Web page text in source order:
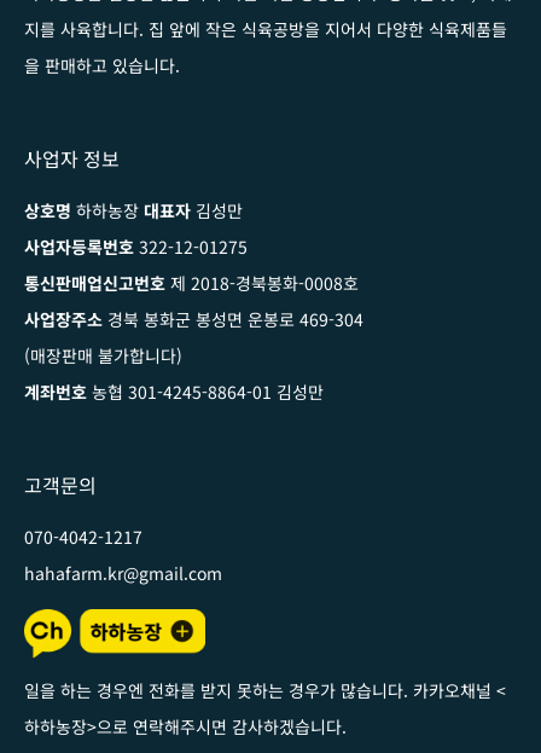
지를 사육합니다. 집 앞에 작은 식육공방을 지어서 다양한 식육제품들
을 판매하고 있습니다.
사업자 정보
상호명 하하농장 대표자 김성만
사업자등록번호 322-12-01275
통신판매업신고번호 제 2018-경북봉화-0008호
사업장주소 경북 봉화군 봉성면 운봉로 469-304
(매장판매 불가합니다)
계좌번호 농협 301-4245-8864-01 김성만
고객문의
070-4042-1217
hahafarm.kr@gmail.com
일을 하는 경우엔 전화를 받지 못하는 경우가 많습니다. 카카오채널 <
하하농장>으로 연락해주시면 감사하겠습니다.